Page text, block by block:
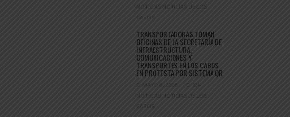
NOTICIAS NOTICIAS DE LOS
CABOS
TRANSPORTADORAS TOMAN
OFICINAS DE LA SECRETARÍA DE
INFRAESTRUCTURA,
COMUNICACIONES Y
TRANSPORTES EN LOS CABOS
EN PROTESTA POR SISTEMA QR
MAYO 8, 2026
624
NOTICIAS NOTICIAS DE LOS
CABOS